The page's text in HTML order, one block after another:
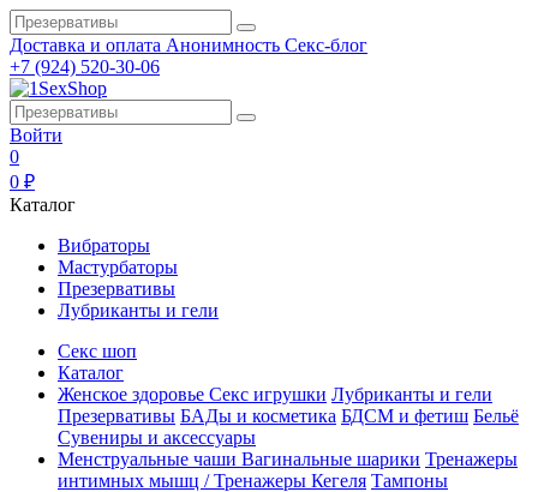
Доставка и оплата Анонимность Секс-блог
+7 (924) 520-30-06
Войти
0
0 ₽
Каталог
Вибраторы
Мастурбаторы
Презервативы
Лубриканты и гели
Секс шоп
Каталог
Женское здоровье Секс игрушки Лубриканты и гели
Презервативы БАДы и косметика БДСМ и фетиш Бельё
Сувениры и аксессуары
Менструальные чаши Вагинальные шарики Тренажеры
интимных мышц / Тренажеры Кегеля Тампоны